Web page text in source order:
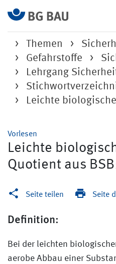
Themen
Gefahrstoffe
Lehrgang
Leichte biologische
Vorlesen
Leichte
Quotient aus
Seite teilen Seite
Definition:
Bei der leichten
aerobe Abbau einer